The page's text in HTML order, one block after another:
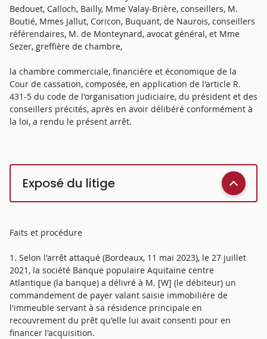
Bedouet, Calloch, Bailly, Mme Valay-Brière, conseillers, M.
Boutié, Mmes Jallut, Coricon, Buquant, de Naurois, conseillers
référendaires, M. de Monteynard, avocat général, et Mme
Sezer, greffière de chambre,
la chambre commerciale, financière et économique de la
Cour de cassation, composée, en application de l'article R.
431-5 du code de l'organisation judiciaire, du président et des
conseillers précités, après en avoir délibéré conformément à
la loi, a rendu le présent arrêt.
Exposé du litige
Faits et procédure
1. Selon l'arrêt attaqué (Bordeaux, 11 mai 2023), le 27 juillet
2021, la société Banque populaire Aquitaine centre
Atlantique (la banque) a délivré à M. [W] (le débiteur) un
commandement de payer valant saisie immobilière de
l'immeuble servant à sa résidence principale en
recouvrement du prêt qu'elle lui avait consenti pour en
financer l'acquisition.